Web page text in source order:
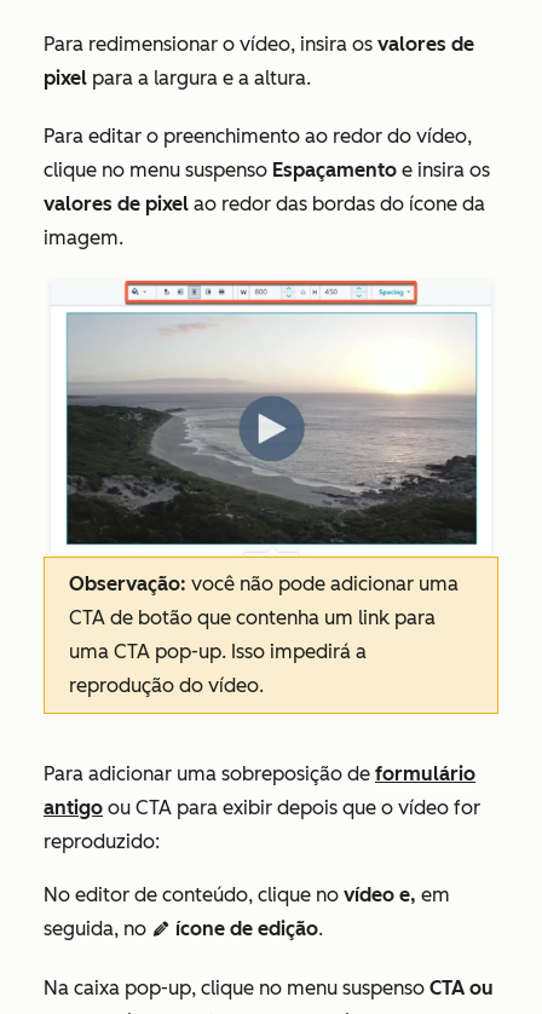
Para redimensionar o vídeo, insira os valores de
pixel para a largura e a altura.
Para editar o preenchimento ao redor do vídeo,
clique no menu suspenso Espaçamento e insira os
valores de pixel ao redor das bordas do ícone da
imagem.
Observação: você não pode adicionar uma
CTA de botão que contenha um link para
uma CTA pop-up. Isso impedirá a
reprodução do vídeo.
Para adicionar uma sobreposição de formulário
antigo ou CTA para exibir depois que o vídeo for
reproduzido:
No editor de conteúdo, clique no vídeo e, em
seguida, no edit ícone de edição.
Na caixa pop-up, clique no menu suspenso CTA ou